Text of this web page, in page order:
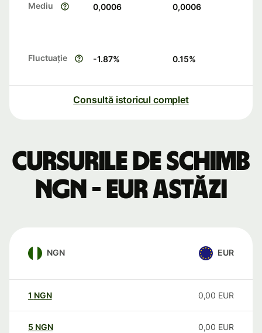
Mediu 0,0006 0,0006
Fluctuație -1.87% 0.15%
Consultă istoricul complet
Cursurile de schimb
NGN - EUR astăzi
NGN EUR
1 NGN 0,00 EUR
5 NGN 0,00 EUR